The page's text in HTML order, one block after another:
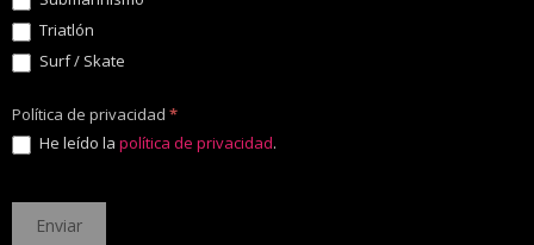
Triatlón
Surf / Skate
Política de privacidad *
He leído la política de privacidad.